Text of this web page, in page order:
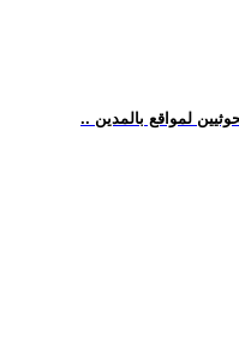
لمواقع بالمدين